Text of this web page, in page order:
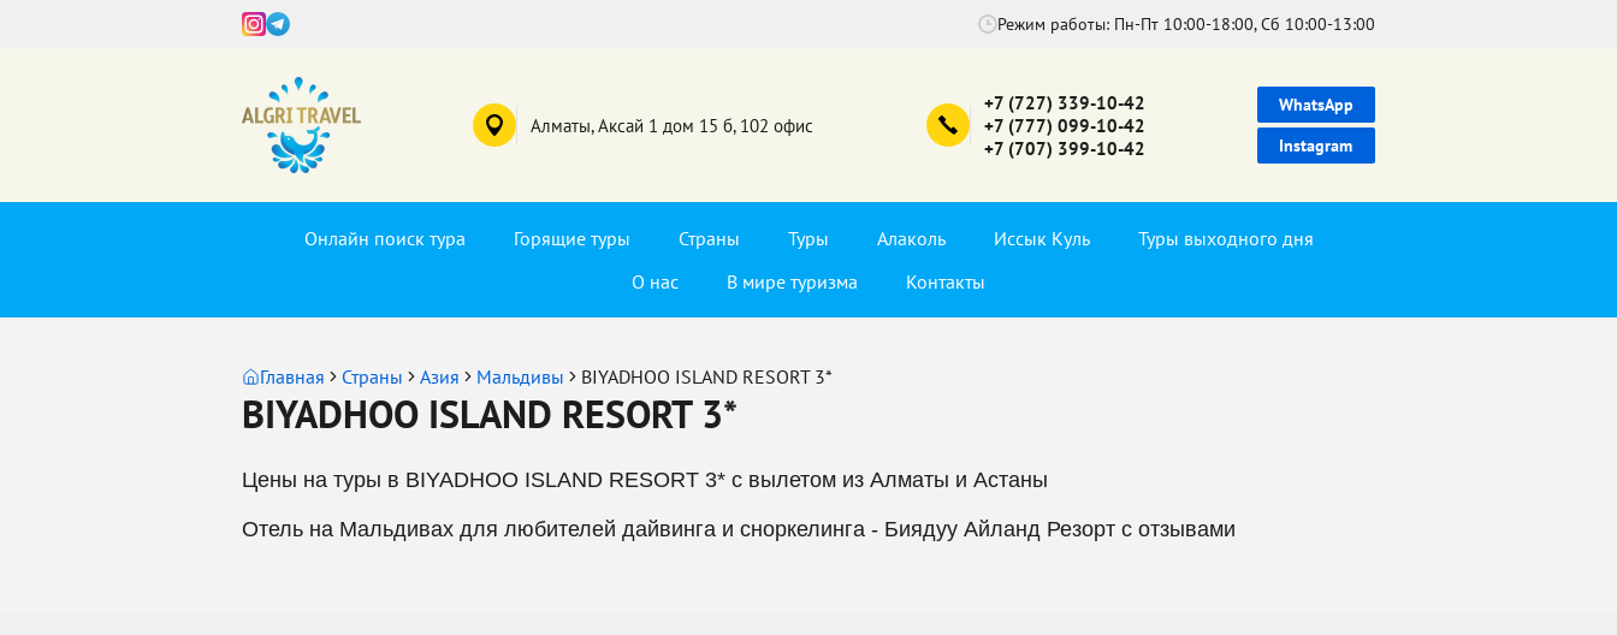
Режим работы: Пн-Пт 10:00-18:00, Сб 10:00-13:00
Алматы, Аксай 1 дом 15 б, 102 офис
+7 (727) 339-10-42
+7 (777) 099-10-42
+7 (707) 399-10-42
WhatsApp
Instagram
Онлайн поиск тура Горящие туры Страны Туры Алаколь Иссык Куль
Туры выходного дня
О нас
В мире туризма Контакты
Главная Страны Азия Мальдивы BIYADHOO ISLAND RESORT 3*
BIYADHOO ISLAND RESORT 3*
Цены на туры в BIYADHOO ISLAND RESORT 3* с вылетом из Алматы и Астаны
Отель на Мальдивах для любителей дайвинга и сноркелинга - Биядуу Айланд Резорт с отзывами